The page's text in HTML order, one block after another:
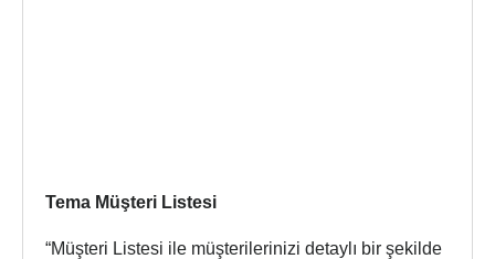
Tema Müşteri Listesi
“Müşteri Listesi ile müşterilerinizi detaylı bir şekilde